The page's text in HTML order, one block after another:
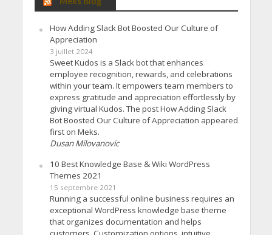
How Adding Slack Bot Boosted Our Culture of
Appreciation
3 juillet 2024
Sweet Kudos is a Slack bot that enhances
employee recognition, rewards, and celebrations
within your team. It empowers team members to
express gratitude and appreciation effortlessly by
giving virtual Kudos. The post How Adding Slack
Bot Boosted Our Culture of Appreciation appeared
first on Meks.
Dusan Milovanovic
10 Best Knowledge Base & Wiki WordPress
Themes 2021
15 septembre 2021
Running a successful online business requires an
exceptional WordPress knowledge base theme
that organizes documentation and helps